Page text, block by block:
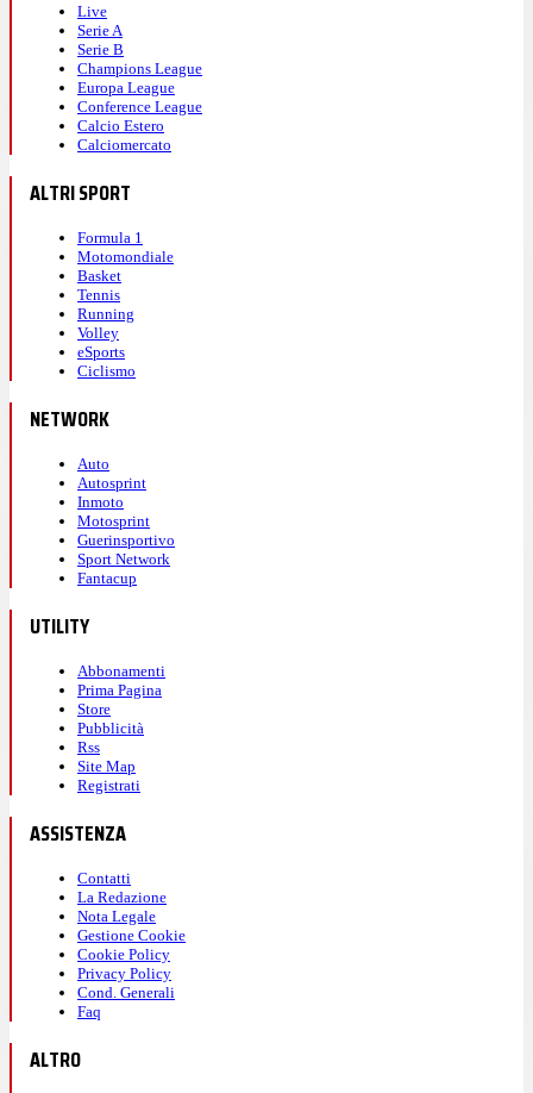
Live
Serie A
Serie B
Champions League
Europa League
Conference League
Calcio Estero
Calciomercato
ALTRI SPORT
Formula 1
Motomondiale
Basket
Tennis
Running
Volley
eSports
Ciclismo
NETWORK
Auto
Autosprint
Inmoto
Motosprint
Guerinsportivo
Sport Network
Fantacup
UTILITY
Abbonamenti
Prima Pagina
Store
Pubblicità
Rss
Site Map
Registrati
ASSISTENZA
Contatti
La Redazione
Nota Legale
Gestione Cookie
Cookie Policy
Privacy Policy
Cond. Generali
Faq
ALTRO